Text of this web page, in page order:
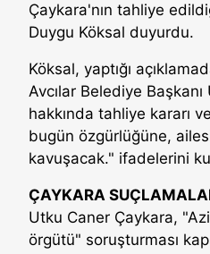
Çaykara'nın tahliye
Duygu Köksal duyurdu.
Köksal, yaptığı
Avcılar Belediye
hakkında tahliye kararı
bugün özgürlüğüne,
kavuşacak." ifadelerini
ÇAYKARA
Utku Caner Çaykara,
örgütü" soruşturması